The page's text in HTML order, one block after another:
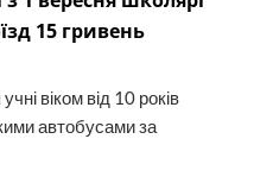
15 гривень
віком від 10 років
автобусами за